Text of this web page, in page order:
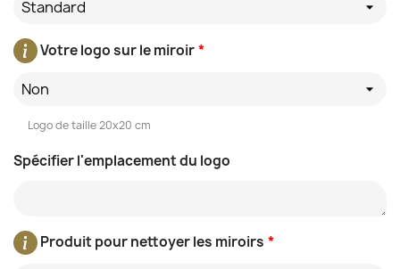
Standard
*
Votre logo sur le miroir
Non
Logo de taille 20x20 cm
Spécifier l'emplacement du logo
*
Produit pour nettoyer les miroirs